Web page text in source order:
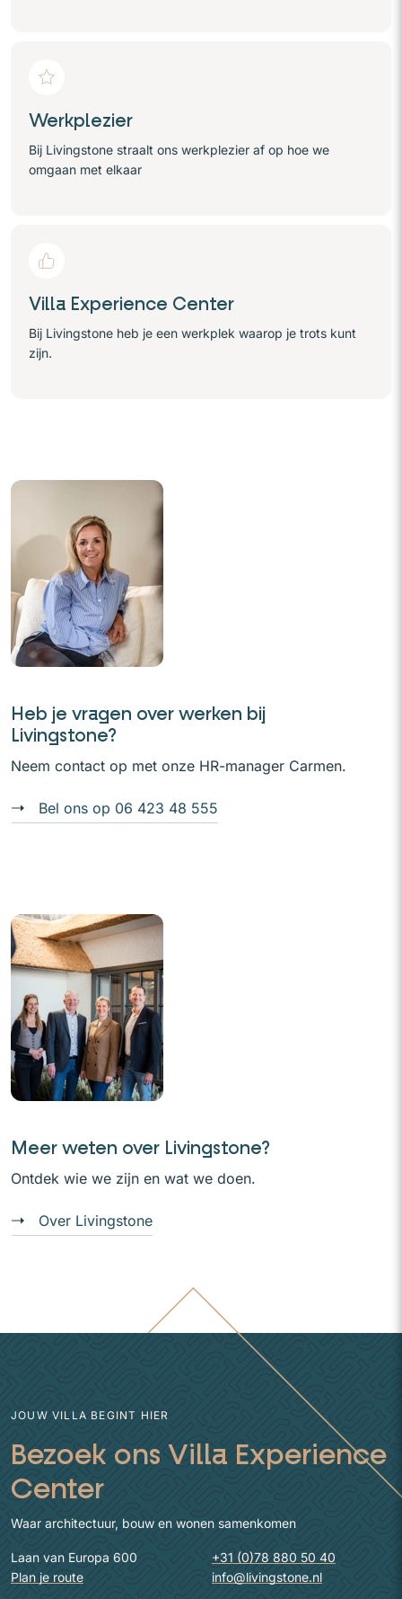
Werkplezier
Bij Livingstone straalt ons werkplezier af op hoe we
omgaan met elkaar
Villa Experience Center
Bij Livingstone heb je een werkplek waarop je trots kunt
zijn.
Heb je vragen over werken bij
Livingstone?
Neem contact op met onze HR-manager Carmen.
Bel ons op 06 423 48 555
Meer weten over Livingstone?
Ontdek wie we zijn en wat we doen.
Over Livingstone
JOUW VILLA BEGINT HIER
Bezoek ons Villa Experience
Center
Waar architectuur, bouw en wonen samenkomen
Laan van Europa 600
Plan je route
+31 (0)78 880 50 40
info@livingstone.nl